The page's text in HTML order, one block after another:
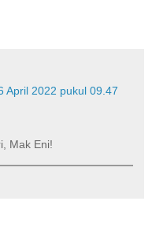
April 2022 pukul 09.47
Mak Eni!